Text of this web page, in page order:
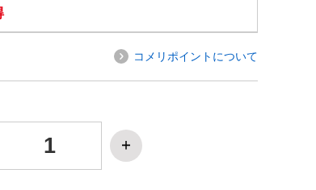
コメリポイントについて